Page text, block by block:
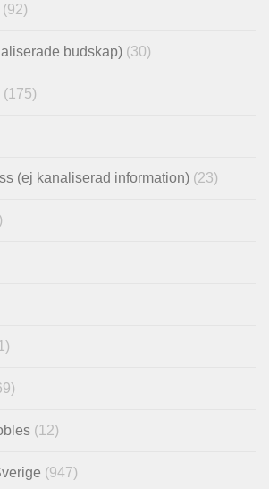
(92)
budskap) (30)
(175)
(ej kanaliserad information) (23)
(12)
(947)